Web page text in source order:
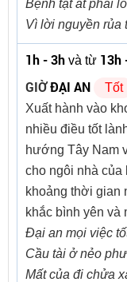
Bệnh tật ắt phải
Vì lời nguyền rủa
1h - 3h và từ 13h
GIỜĐẠI AN
Tốt
Xuất hành vào
nhiều điều tốt
hướng Tây Nam
cho ngôi nhà
khoảng thời gian
khắc bình yên và
Đại an mọi việc
Cầu tài ở nẻo
Mất của đi chửa